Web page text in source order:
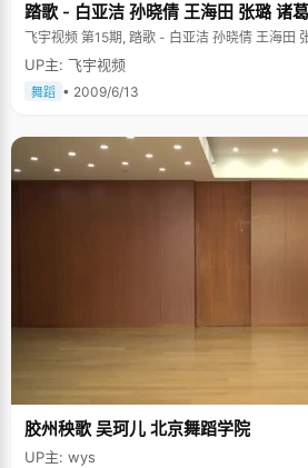
踏歌 - 白亚洁 孙晓倩 王海田 张璐 诸
飞宇视频 第15期, 踏歌 - 白亚洁 孙晓倩 王海田
UP主: 飞宇视频
舞蹈 • 2009/6/13
胶州秧歌 吴珂儿 北京舞蹈学院
UP主: wys